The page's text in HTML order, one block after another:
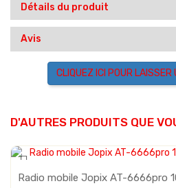
Détails du produit
Avis
CLIQUEZ ICI POUR LAISSER
D'AUTRES PRODUITS QUE
Radio mobile Jopix AT-6666pro